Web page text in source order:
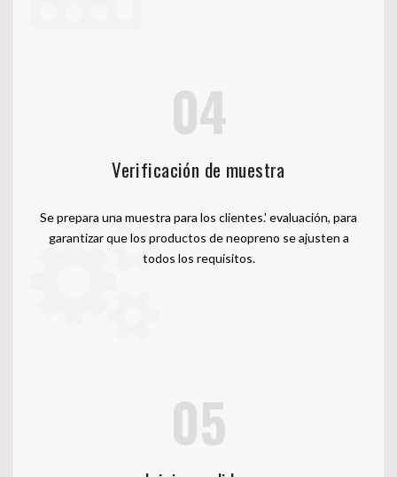
04
Verificación de muestra
Se prepara una muestra para los clientes.' evaluación, para
garantizar que los productos de neopreno se ajusten a
todos los requisitos.
05